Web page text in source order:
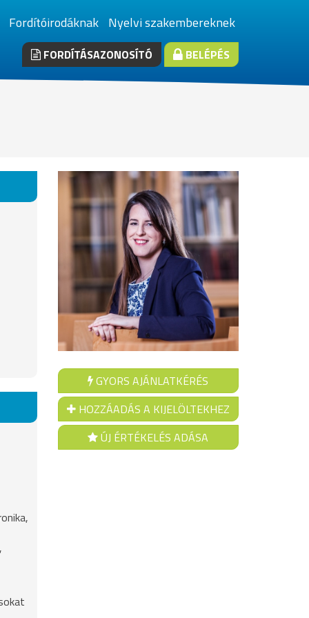
Fordítóirodáknak Nyelvi szakembereknek
FORDÍTÁSAZONOSÍTÓ BELÉPÉS
GYORS AJÁNLATKÉRÉS
HOZZÁADÁS A KIJELÖLTEKHEZ
ÚJ ÉRTÉKELÉS ADÁSA